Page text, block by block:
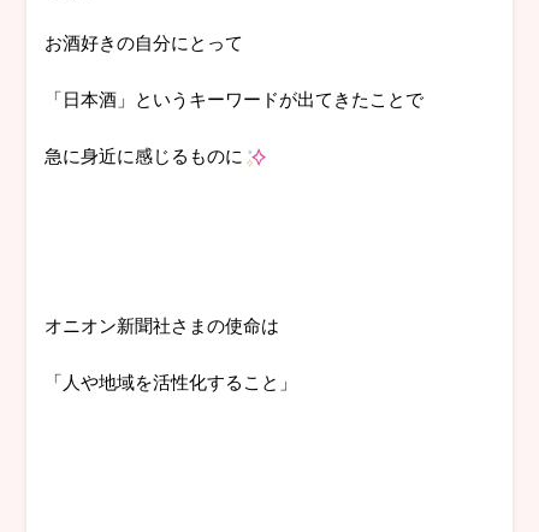
お酒好きの自分にとって
「日本酒」というキーワードが出てきたことで
急に身近に感じるものに
オニオン新聞社さまの使命は
「人や地域を活性化すること」